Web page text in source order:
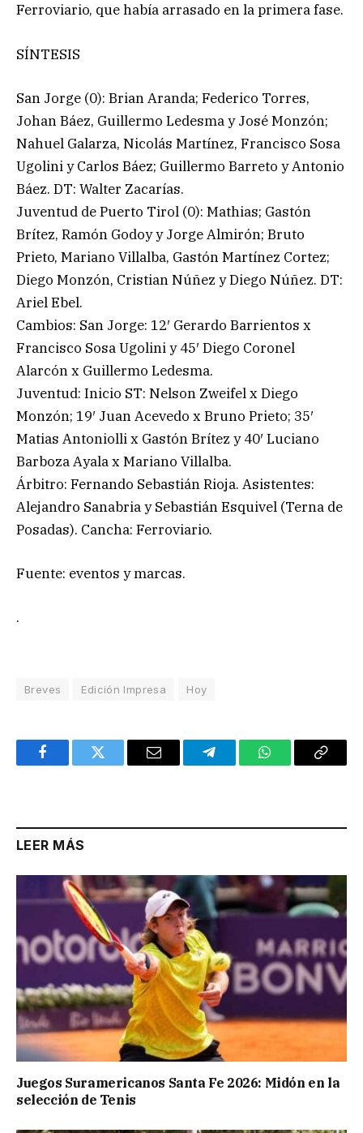
Ferroviario, que había arrasado en la primera fase.
SÍNTESIS
San Jorge (0): Brian Aranda; Federico Torres,
Johan Báez, Guillermo Ledesma y José Monzón;
Nahuel Galarza, Nicolás Martínez, Francisco Sosa
Ugolini y Carlos Báez; Guillermo Barreto y Antonio
Báez. DT: Walter Zacarías.
Juventud de Puerto Tirol (0): Mathias; Gastón
Brítez, Ramón Godoy y Jorge Almirón; Bruto
Prieto, Mariano Villalba, Gastón Martínez Cortez;
Diego Monzón, Cristian Núñez y Diego Núñez. DT:
Ariel Ebel.
Cambios: San Jorge: 12′ Gerardo Barrientos x
Francisco Sosa Ugolini y 45′ Diego Coronel
Alarcón x Guillermo Ledesma.
Juventud: Inicio ST: Nelson Zweifel x Diego
Monzón; 19′ Juan Acevedo x Bruno Prieto; 35′
Matias Antoniolli x Gastón Brítez y 40′ Luciano
Barboza Ayala x Mariano Villalba.
Árbitro: Fernando Sebastián Rioja. Asistentes:
Alejandro Sanabria y Sebastián Esquivel (Terna de
Posadas). Cancha: Ferroviario.
Fuente: eventos y marcas.
.
Breves Edición Impresa Hoy
FacebookTwitter Email TelegramWhatsAppCopy
LEER MÁS
Juegos Suramericanos Santa Fe 2026: Midón en la
selección de Tenis